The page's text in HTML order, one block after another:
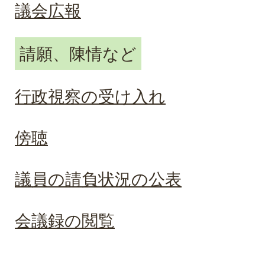
議会広報
請願、陳情など
行政視察の受け入れ
傍聴
議員の請負状況の公表
会議録の閲覧